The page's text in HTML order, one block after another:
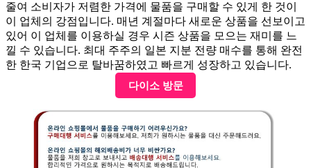
줄여 소비자가 저렴한 가격에 물품을 구매할 수 있게 한 것이
이 업체의 강점입니다. 매년 계절마다 새로운 상품을 선보이고
있어 이 업체를 이용하실 경우 시즌 상품을 모으는 재미를 느
낄 수 있습니다. 최대 주주의 일본 지분 전량 매수를 통해 완전
한 한국 기업으로 탈바꿈하였고 빠르게 성장하고 있습니다.
다이소 방문